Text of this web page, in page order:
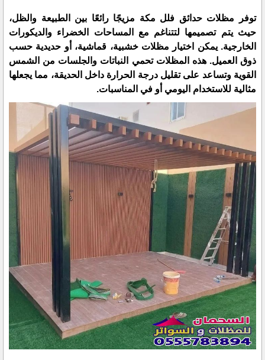
توفر مظلات حدائق فلل مكة مزيجًا رائعًا بين الطبيعة والظل،
حيث يتم تصميمها لتتناغم مع المساحات الخضراء والديكورات
الخارجية. يمكن اختيار مظلات خشبية، قماشية، أو حديدية حسب
ذوق العميل. هذه المظلات تحمي النباتات والجلسات من الشمس
القوية وتساعد على تقليل درجة الحرارة داخل الحديقة، مما يجعلها
مثالية للاستخدام اليومي أو في المناسبات.